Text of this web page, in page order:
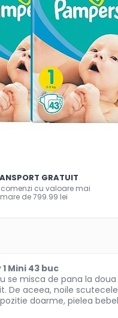
GRATUIT
comenzi cu valoare mai
mare de 799.99 lei
Mini 43 buc
se misca de pana la
De aceea, noile
doarme, pielea